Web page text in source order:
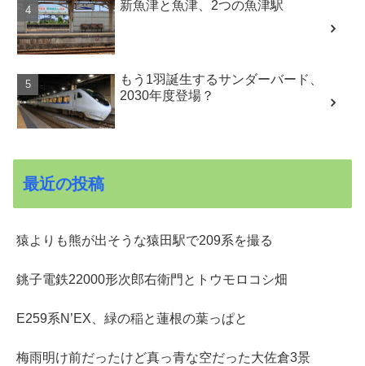
新魚津と魚津、2つの魚津駅
もう1羽誕生するサンダーバード、
2030年度登場？
最近の投稿
猿よりも熊が出そうな猿田駅で209系を撮る
銚子電鉄22000形次郎右衛門とトウモロコシ畑
E259系N’EX、緑の稲と蓮根の葉っぱと
梅雨明け前だったけど真っ青な空だった大佐倉3景